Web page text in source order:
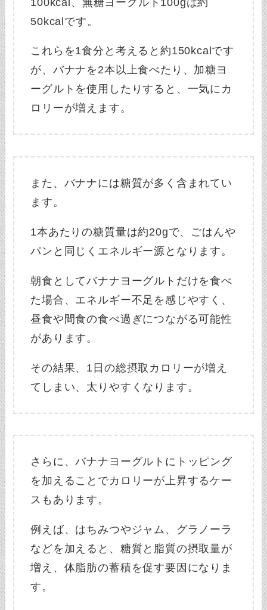
50kcalです。
これらを1食分と考えると約150kcalです
が、バナナを2本以上食べたり、加糖ヨ
ーグルトを使用したりすると、一気にカ
ロリーが増えます。
また、バナナには糖質が多く含まれてい
ます。
1本あたりの糖質量は約20gで、ごはんや
パンと同じくエネルギー源となります。
朝食としてバナナヨーグルトだけを食べ
た場合、エネルギー不足を感じやすく、
昼食や間食の食べ過ぎにつながる可能性
があります。
その結果、1日の総摂取カロリーが増え
てしまい、太りやすくなります。
さらに、バナナヨーグルトにトッピング
を加えることでカロリーが上昇するケー
スもあります。
例えば、はちみつやジャム、グラノーラ
などを加えると、糖質と脂質の摂取量が
増え、体脂肪の蓄積を促す要因になりま
す。